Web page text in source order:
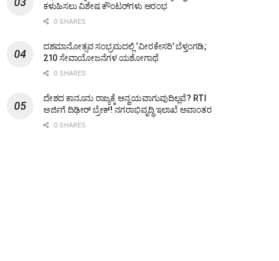
ಕಳುಹಿಸಲು ವಿಶೇಷ ಕೌಂಟರ್‌ಗಳು ಆರಂಭ
0 SHARES
ದಶಮಾನೋತ್ಸವ ಸಂಭ್ರಮದಲ್ಲಿ ‘ವೀರಕೇಸರಿ’ ಬೆಳ್ತಂಗಡಿ;
210 ಸೇವಾಯೋಜನೆಗಳ ಯಶೋಗಾಥೆ
0 SHARES
ದೇಶದ ಕಾನೂನು ರಾಜ್ಯಕ್ಕೆ ಅನ್ವಯವಾಗುವುದಿಲ್ಲವೆ? RTI
ಅರ್ಜಿಗೆ ದಿಢೀರ್ ಬ್ರೇಕ್! ನಗರಾಭಿವೃದ್ಧಿ ಇಲಾಖೆ ಅವಾಂತರ
0 SHARES